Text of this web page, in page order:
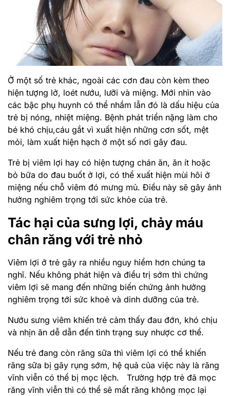
Ở một số trẻ khác, ngoài các cơn đau còn kèm theo
hiện tượng lở, loét nướu, lưỡi và miệng. Mới nhìn vào
các bậc phụ huynh có thể nhầm lẫn đó là dấu hiệu của
trẻ bị nóng, nhiệt miệng. Bệnh phát triển nặng làm cho
bé khó chịu,cáu gắt vì xuất hiện những cơn sốt, mệt
mỏi, làm xuất hiện hạch ở một số nơi gây đau.
Trẻ bị viêm lợi hay có hiện tượng chán ăn, ăn ít hoặc
bỏ bữa do đau buốt ở lợi, có thể xuất hiện mùi hôi ở
miệng nếu chỗ viêm đó mưng mủ. Điều này sẽ gây ảnh
hưởng nghiêm trọng tới sức khỏe của trẻ.
Tác hại của sưng lợi, chảy máu
chân răng với trẻ nhỏ
Viêm lợi ở trẻ gây ra nhiều nguy hiểm hơn chúng ta
nghĩ. Nếu không phát hiện và điều trị sớm thì chứng
viêm lợi sẽ mang đến những biến chứng ảnh hưởng
nghiêm trọng tới sức khoẻ và dinh dưỡng của trẻ.
Nướu sưng viêm khiến trẻ cảm thấy đau đớn, khó chịu
và nhịn ăn dễ dẫn đến tình trạng suy nhược cơ thể.
Nếu trẻ đang còn răng sữa thì viêm lợi có thể khiến
răng sữa bị gãy rụng sớm, hệ quả của việc này là răng
vĩnh viễn có thể bị mọc lệch. Trường hợp trẻ đã mọc
răng vĩnh viễn thì có thể sẽ mất răng không mọc lại